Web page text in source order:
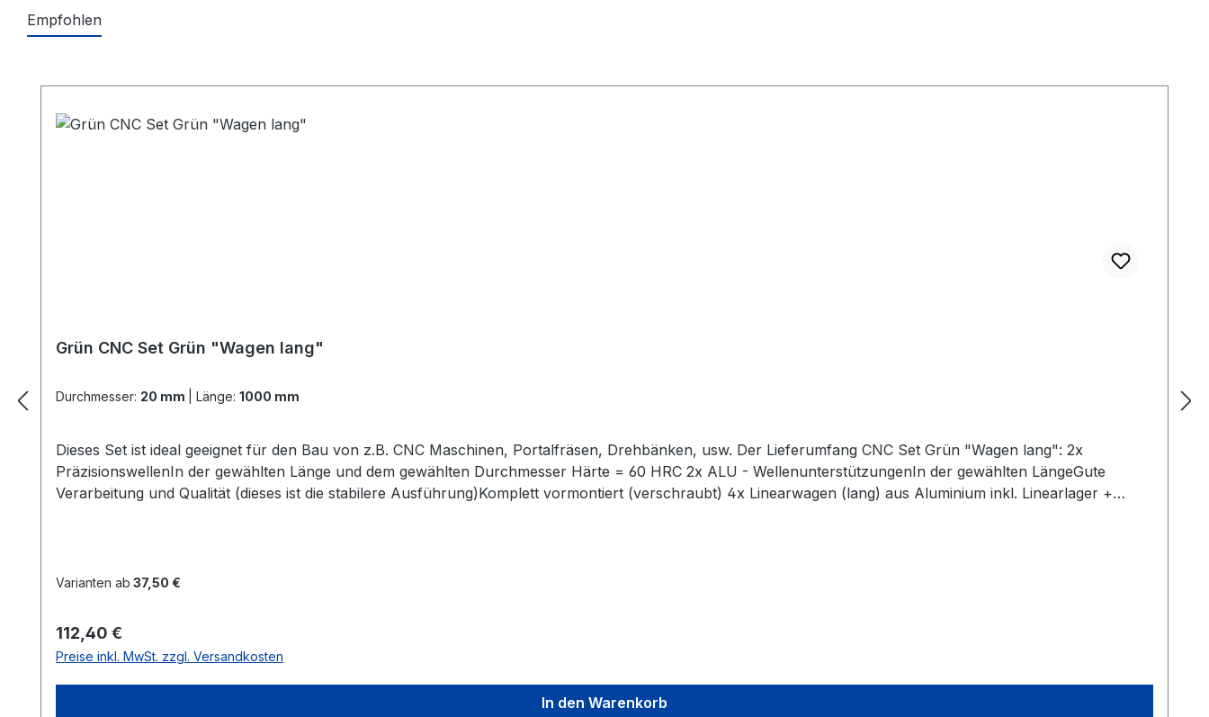
Empfohlen
Grün CNC Set Grün "Wagen lang"
Durchmesser: 20 mm Länge: 1000 mm
Dieses Set ist ideal geeignet für den Bau von z.B. CNC Maschinen, Portalfräsen, Drehbänken, usw. Der Lieferumfang CNC Set Grün "Wagen lang": 2x
PräzisionswellenIn der gewählten Länge und dem gewählten Durchmesser Härte = 60 HRC 2x ALU - WellenunterstützungenIn der gewählten LängeGute
Verarbeitung und Qualität (dieses ist die stabilere Ausführung)Komplett vormontiert (verschraubt) 4x Linearwagen (lang) aus Aluminium inkl. Linearlager +
Varianten ab 37,50 €
Regulärer Preis:
112,40 €
Preise inkl. MwSt. zzgl. Versandkosten
In den Warenkorb